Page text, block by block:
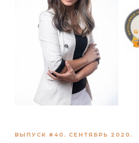
ВЫПУСК #40. СЕНТЯБРЬ 2020.